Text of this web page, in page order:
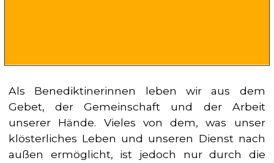
Als Benediktinerinnen leben wir aus dem
Gebet, der Gemeinschaft und der Arbeit
unserer Hände. Vieles von dem, was unser
klösterliches Leben und unseren Dienst nach
außen ermöglicht, ist jedoch nur durch die